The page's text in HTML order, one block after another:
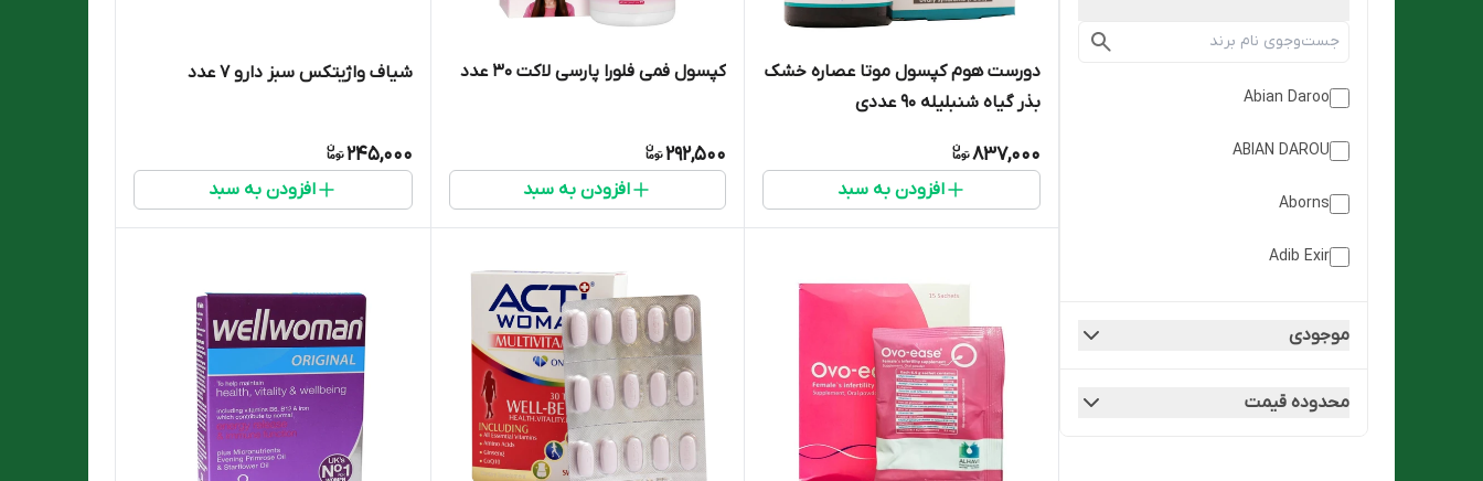
Abian Daroo
ABIAN DAROU
Aborns
Adib Exir
Antiaging
موجودی
محدوده قیمت
دورست هوم کپسول موتا عصاره خشک
بذر گیاه شنبلیله 90 عددی
837,000
افزودن به سبد
کپسول فمی فلورا پارسی لاکت 30 عدد
292,500
افزودن به سبد
شیاف واژیتکس سبز دارو 7 عدد
245,000
افزودن به سبد